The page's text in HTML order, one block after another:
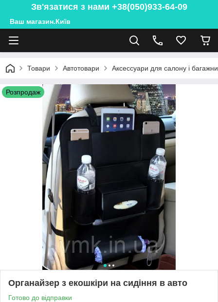
Зв'язатися з нами +38(050)933-64-09
Ваш магазин.Київ
Товари Автотовари Аксессуари для салону і
Розпродаж
Органайзер з екошкіри на сидіння в авто
Готово до відправки